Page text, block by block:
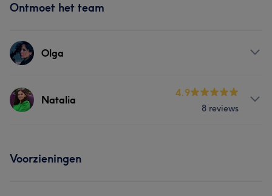
Ontmoet het team
Olga
Behandelingen
Natalia
4.9
8 reviews
Massage
Voorzieningen